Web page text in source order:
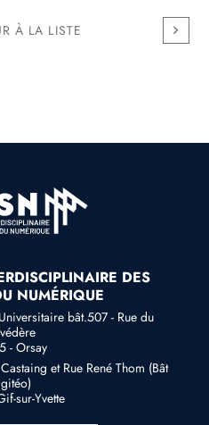
À LA LISTE
DES
NUMÉRIQUE
bât.507 - Rue du
- Orsay
et Rue René Thom (Bât
sur-Yvette